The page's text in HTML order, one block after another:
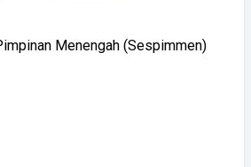
Menengah (Sespimmen)